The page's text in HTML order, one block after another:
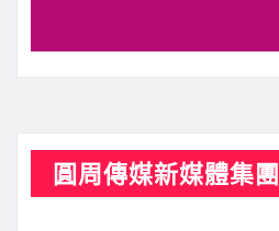
圓周傳媒新媒體集團